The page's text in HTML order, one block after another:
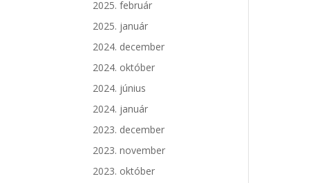
2025. február
2025. január
2024. december
2024. október
2024. június
2024. január
2023. december
2023. november
2023. október